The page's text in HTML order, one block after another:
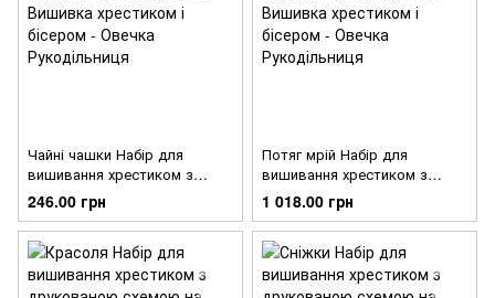
Чайні чашки Набір для
вишивання хрестиком з
друкованою схемою на
тканині Joy Sunday J948
246.00 грн
Потяг мрій Набір для
вишивання хрестиком з
друкованою схемою на
тканині Joy Sunday J940
1 018.00 грн